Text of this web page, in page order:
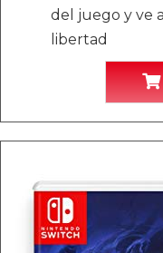
del juego y ve
libertad